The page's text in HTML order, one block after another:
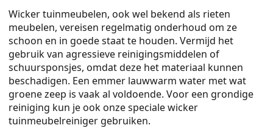
Wicker tuinmeubelen, ook wel bekend als rieten
meubelen, vereisen regelmatig onderhoud om ze
schoon en in goede staat te houden. Vermijd het
gebruik van agressieve reinigingsmiddelen of
schuursponsjes, omdat deze het materiaal kunnen
beschadigen. Een emmer lauwwarm water met wat
groene zeep is vaak al voldoende. Voor een grondige
reiniging kun je ook onze speciale wicker
tuinmeubelreiniger gebruiken.